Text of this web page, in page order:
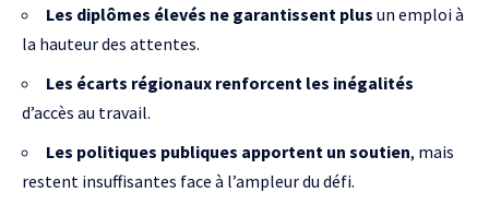
Les diplômes élevés ne garantissent plus un emploi à
la hauteur des attentes.
Les écarts régionaux renforcent les inégalités
d’accès au travail.
Les politiques publiques apportent un soutien, mais
restent insuffisantes face à l’ampleur du défi.